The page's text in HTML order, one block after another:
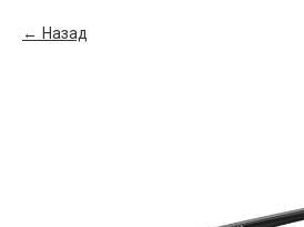
Назад